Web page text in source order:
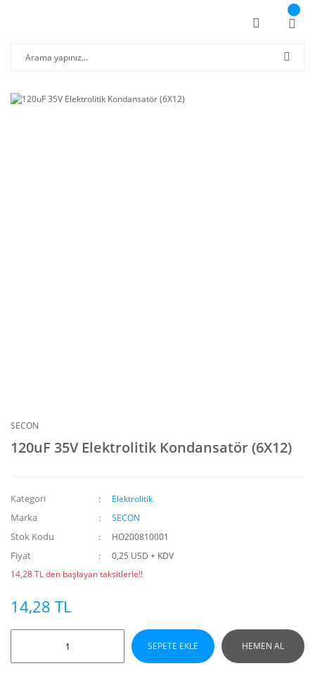
SECON
120uF 35V Elektrolitik Kondansatör (6X12)
Kategori Elektrolitik
Marka SECON
Stok Kodu HO200810001
Fiyat
0,25 USD + KDV
14,28 TL den başlayan taksitlerle!!
14,28 TL
SEPETE EKLE HEMEN AL